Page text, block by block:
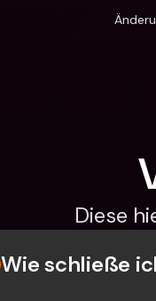
Diese
Wie schließe